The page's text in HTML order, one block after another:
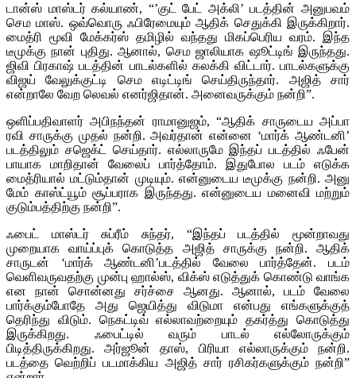
டான்ஸ் மாஸ்டர் கல்யாண், “’குட் பேட் அக்லி’ படத்தின் அனுபவம்
செம மாஸ். ஒவ்வொரு ஃபிரேமையும் ஆதிக் செதுக்கி இருக்கிறார்.
மைத்ரி மூவி மேக்கர்ஸ் தமிழில் வந்தது மிகப்பெரிய வரம். இந்த
டீமுக்கு நான் புதிது. ஆனால், செம ஜாலியாக ஷூட்டிங் இருந்தது.
ஜிவி பிரகாஷ் படத்தின் பாடல்களில் கலக்கி விட்டார். பாடல்களுக்கு
விஜய் வேலுக்குட்டி செம எடிட்டிங் செய்திருந்தார். அஜித் சார்
என்றாலே வேற லெவல் எனர்ஜிதான். அனைவருக்கும் நன்றி”.
ஒளிப்பதிவாளர் அபிநந்தன் ராமானுஜம், “ஆதிக் சாருடைய அப்பா
ரவி சாருக்கு முதல் நன்றி. அவர்தான் என்னை ‘மார்க் ஆண்டனி’
படத்திலும் சஜெக்ட் செய்தார். எல்லாருமே இந்தப் படத்தில் ஃபேன்
பாயாக மாறிதான் வேலைப் பார்த்தோம். இதுபோல படம் எடுக்க
மைத்ரியால் மட்டும்தான் முடியும். என்னுடைய டீமுக்கு நன்றி. அனு
மேம் காஸ்ட்யூம் சூப்பராக இருந்தது. என்னுடைய மனைவி மற்றும்
குடும்பத்திற்கு நன்றி”.
ஃபைட் மாஸ்டர் சுப்ரீம் சுந்தர், “இந்தப் படத்தில் மூன்றாவது
முறையாக வாய்ப்புக் கொடுத்த அஜித் சாருக்கு நன்றி. ஆதிக்
சாருடன் ‘மார்க் ஆண்டனி’படத்தில் வேலை பார்த்தேன். படம்
வெளிவருவதற்கு முன்பு ஹால்ஸ், விக்ஸ் எடுத்துக் கொண்டு வாங்க
என நான் சொன்னது சர்ச்சை ஆனது. ஆனால், படம் வேலை
பார்க்கும்போதே அது ஜெயித்து விடுமா என்பது எங்களுக்குத்
தெரிந்து விடும். நெகட்டிவ் எல்லாவற்றையும் தகர்த்து கொடுத்து
இருக்கிறது. ஃபைட்டில் வரும் பாடல் எல்லோருக்கும்
பிடித்திருக்கிறது. அர்ஜூன் தாஸ், பிரியா எல்லாருக்கும் நன்றி.
படத்தை வெற்றிப் படமாக்கிய அஜித் சார் ரசிகர்களுக்கும் நன்றி”